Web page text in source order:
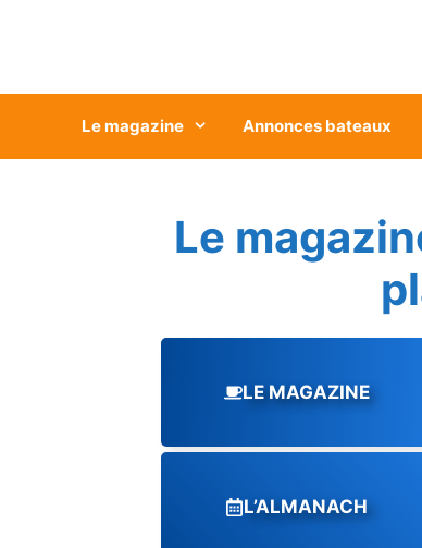
Le magazine Annonces bateaux
Le
LE MAGAZINE
L’ALMANACH